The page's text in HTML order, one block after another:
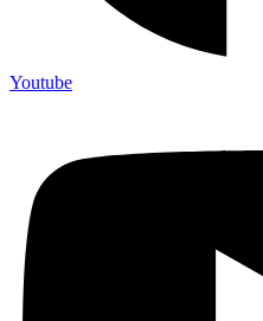
Youtube